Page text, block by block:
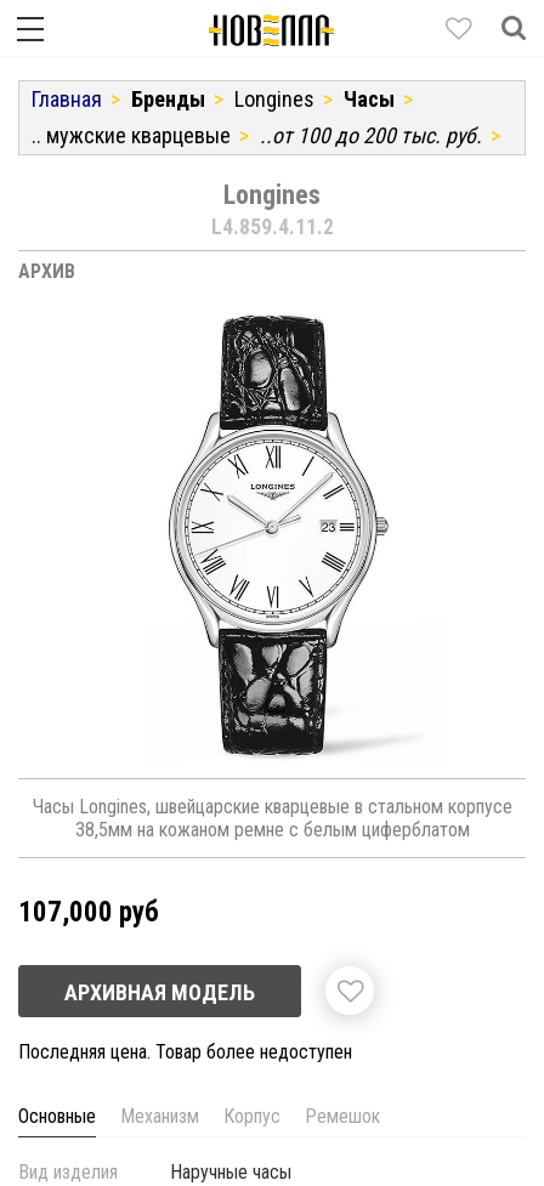
Главная Бренды Longines
Часы
.. мужские кварцевые
..от 100 до 200 тыс. руб.
Longines
L4.859.4.11.2
АРХИВ
Часы Longines, швейцарские кварцевые в стальном корпусе
38,5мм на кожаном ремне с белым циферблатом
107,000 руб
АРХИВНАЯ МОДЕЛЬ
Последняя цена. Товар более недоступен
Основные Механизм Корпус Ремешок
Вид изделия
Наручные часы